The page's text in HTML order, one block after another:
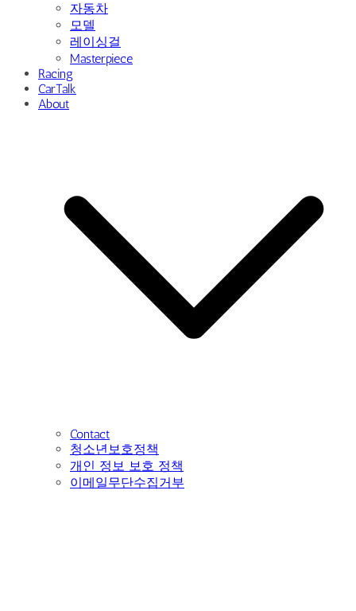
자동차
모델
레이싱걸
Masterpiece
Racing
CarTalk
About
Contact
청소년보호정책
개인 정보 보호 정책
이메일무단수집거부